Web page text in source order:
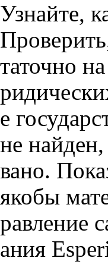
Узнайте,
таточно
е
не найден,
вано.
якобы
равление
ания